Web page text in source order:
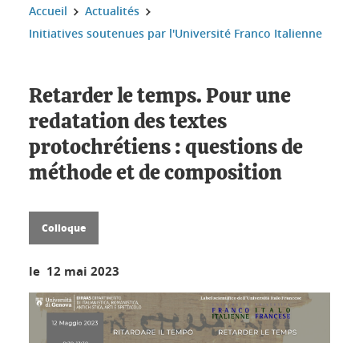
Vous êtes ici :
Accueil
Actualités
Initiatives soutenues par l'Université Franco Italienne
Retarder le temps. Pour une
redatation des textes
protochrétiens : questions de
méthode et de composition
Colloque
le 12 mai 2023